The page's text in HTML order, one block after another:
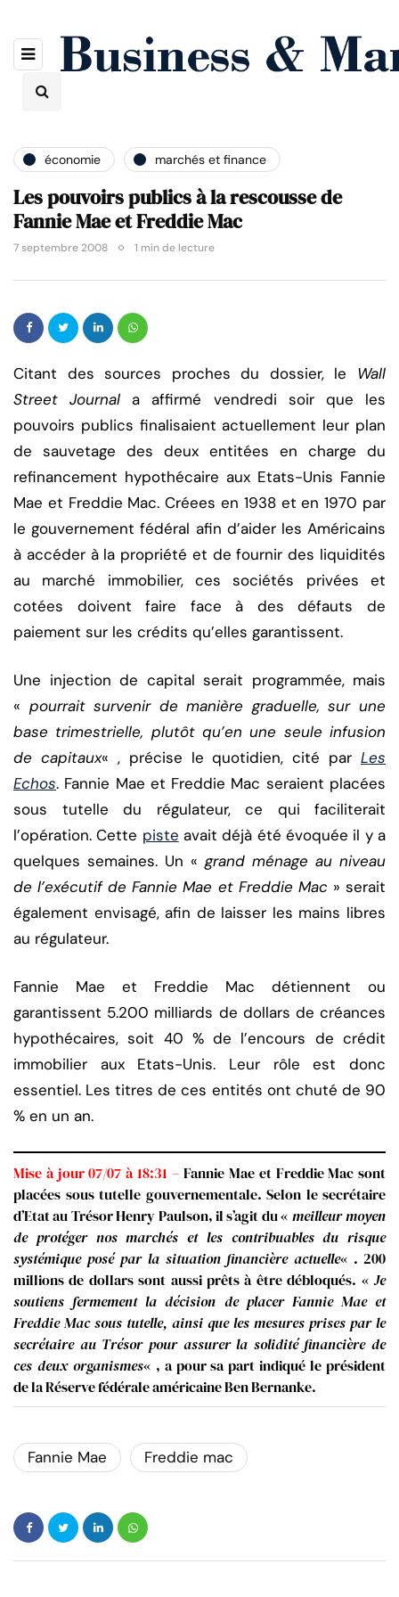
économie marchés et finance
Les pouvoirs publics à la rescousse de
Fannie Mae et Freddie Mac
7 septembre 2008 1 min de lecture
Citant des sources proches du dossier, le Wall
Street Journal a affirmé vendredi soir que les
pouvoirs publics finalisaient actuellement leur plan
de sauvetage des deux entitées en charge du
refinancement hypothécaire aux Etats-Unis Fannie
Mae et Freddie Mac. Créees en 1938 et en 1970 par
le gouvernement fédéral afin d’aider les Américains
à accéder à la propriété et de fournir des liquidités
au marché immobilier, ces sociétés privées et
cotées doivent faire face à des défauts de
paiement sur les crédits qu’elles garantissent.
Une injection de capital serait programmée, mais
« pourrait survenir de manière graduelle, sur une
base trimestrielle, plutôt qu’en une seule infusion
de capitaux« , précise le quotidien, cité par Les
Echos. Fannie Mae et Freddie Mac seraient placées
sous tutelle du régulateur, ce qui faciliterait
l’opération. Cette piste avait déjà été évoquée il y a
quelques semaines. Un « grand ménage au niveau
de l’exécutif de Fannie Mae et Freddie Mac » serait
également envisagé, afin de laisser les mains libres
au régulateur.
Fannie Mae et Freddie Mac détiennent ou
garantissent 5.200 milliards de dollars de créances
hypothécaires, soit 40 % de l’encours de crédit
immobilier aux Etats-Unis. Leur rôle est donc
essentiel. Les titres de ces entités ont chuté de 90
% en un an.
Mise à jour 07/07 à 18:31 –Fannie Mae et Freddie Mac sont
placées sous tutelle gouvernementale. Selon le secrétaire
d’Etat au Trésor Henry Paulson, il s’agit du « meilleur moyen
de protéger nos marchés et les contribuables du risque
systémique posé par la situation financière actuelle« . 200
millions de dollars sont aussi prêts à être débloqués. «Je
soutiens fermement la décision de placer Fannie Mae et
Freddie Mac sous tutelle, ainsi que les mesures prises par le
secrétaire au Trésor pour assurer la solidité financière de
ces deux organismes« , a pour sa part indiqué le président
de la Réserve fédérale américaine Ben Bernanke.
Fannie Mae Freddie mac